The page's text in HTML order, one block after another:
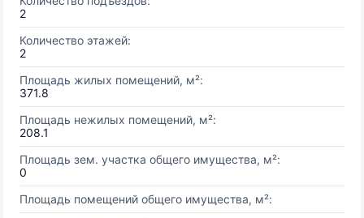
2
Количество этажей:
2
Площадь жилых помещений, м²:
371.8
Площадь нежилых помещений, м²:
208.1
Площадь зем. участка общего имущества, м²:
0
Площадь помещений общего имущества, м²: